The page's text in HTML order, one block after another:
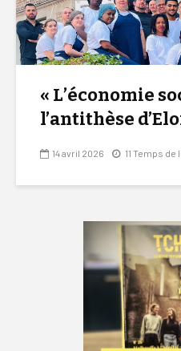
« L’économie
l’antithèse
14 avril 2026 11 Temps